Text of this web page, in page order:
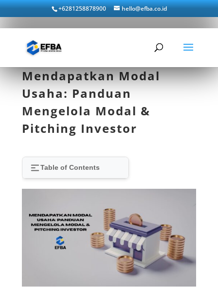
+6281258878900 hello@efba.co.id
Mendapatkan Modal
Usaha: Panduan
Mengelola Modal &
Pitching Investor
Table of Contents